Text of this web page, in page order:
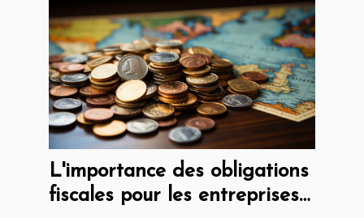
L'importance des obligations
fiscales pour les entreprises